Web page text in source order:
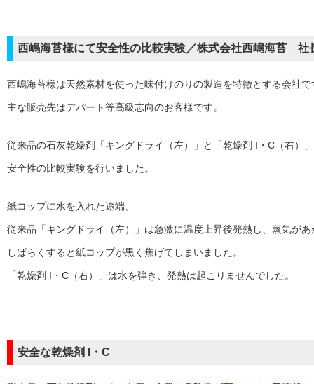
西嶋海苔様にて安全性の比較実験／株式会社西嶋海苔 社
西嶋海苔様は天然素材を使った味付けのりの製造を特徴とする会社で
主な販売先はデパート等高級志向のお客様です。
従来品の石灰乾燥剤 「キングドライ（左）」 と「乾燥剤 I・C（右）
安全性の比較実験を行いました。
紙コップに水を入れた途端、
従来品 「キングドライ（左）」 は急激に温度上昇後発熱し、蒸気が
しばらくすると紙コップが黒く焦げてしまいました。
「乾燥剤 I・C（右）」 は水を弾き、発熱は起こりませんでした。
安全な乾燥剤 I・C